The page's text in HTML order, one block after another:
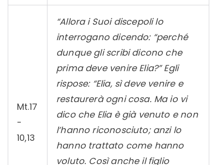
Mt.17
-
10,13
“Allora i Suoi discepoli lo
interrogano dicendo: “perché
dunque gli scribi dicono che
prima deve venire Elia?” Egli
rispose: “Elia, sì deve venire e
restaurerà ogni cosa. Ma io vi
dico che Elia è già venuto e non
l’hanno riconosciuto; anzi lo
hanno trattato come hanno
voluto. Così anche il figlio